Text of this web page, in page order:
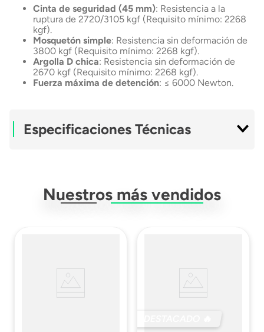
Cinta de seguridad (45 mm): Resistencia a la
ruptura de 2720/3105 kgf (Requisito mínimo: 2268
kgf).
Mosquetón simple: Resistencia sin deformación de
3800 kgf (Requisito mínimo: 2268 kgf).
Argolla D chica: Resistencia sin deformación de
2670 kgf (Requisito mínimo: 2268 kgf).
Fuerza máxima de detención: ≤ 6000 Newton.
Especificaciones Técnicas
Resistencia
Ficha Técnica
Descargar Ficha
Nuestros más vendidos